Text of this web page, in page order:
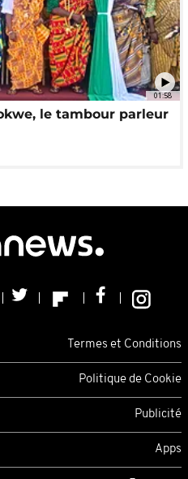
01:58
le tambour parleur
Termes et Conditions
Politique de Cookie
Publicité
Apps